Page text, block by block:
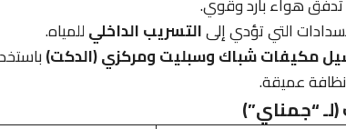
التي تؤدي إلىالتسريب الداخليللمياه.
مكيفات شباك وسبليت ومركزي (الدكت)
عميقة.
“جمناي”)